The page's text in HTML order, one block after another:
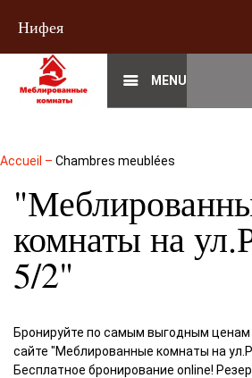
Нифея
MENU
Accueil – Chambres meublées
комнаты на
5/2"
Бронируйте по самым выгодным
сайте "Меблированные комнаты на
Бесплатное бронирование online!